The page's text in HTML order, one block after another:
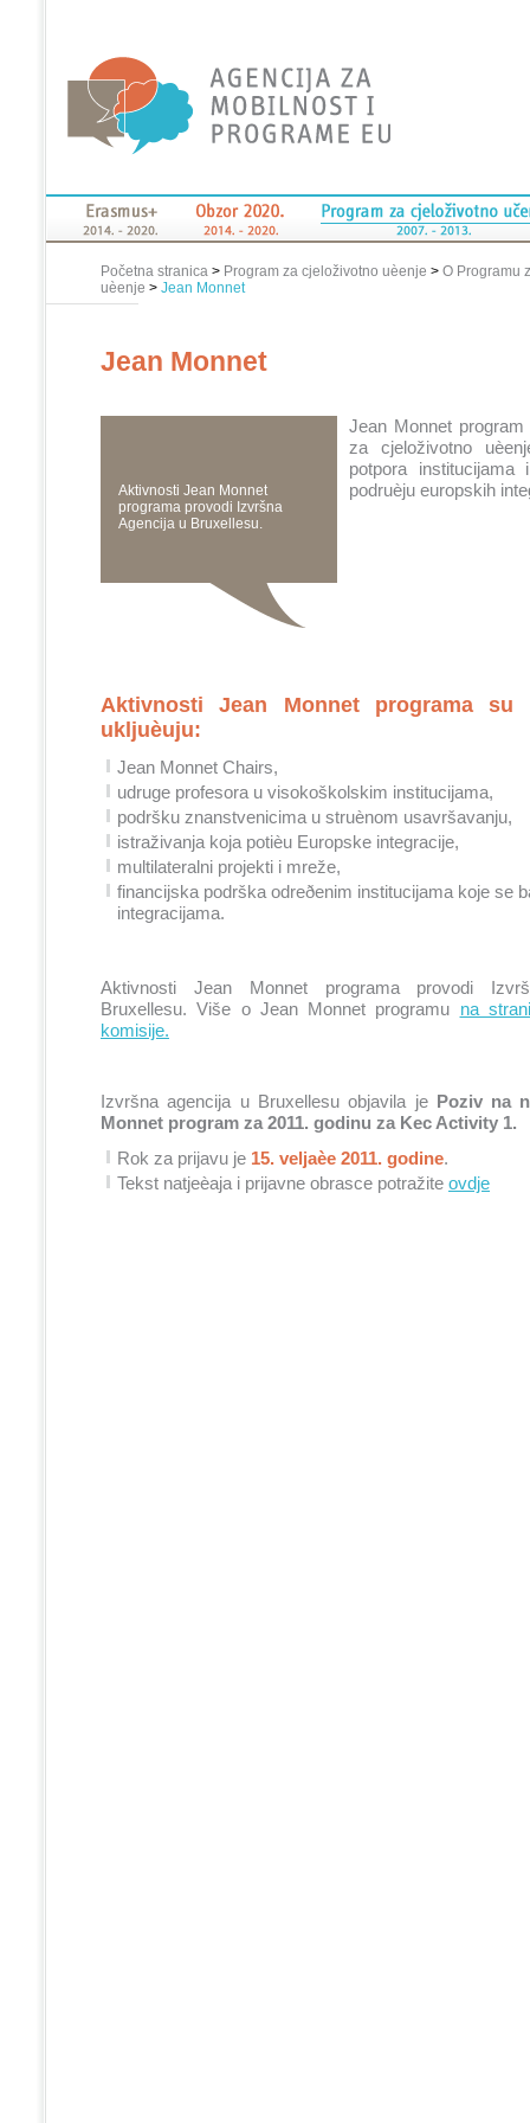
Početna stranica > Program za cjeloživotno uèenje > O Programu
uèenje > Jean Monnet
Jean Monnet
Aktivnosti Jean Monnet
programa provodi Izvršna
Agencija u Bruxellesu.
Jean Monnet
za cjeloživotno
potpora institucijama
podruèju europskih
Aktivnosti Jean Monnet programa su
ukljuèuju:
Jean Monnet Chairs,
udruge profesora u visokoškolskim institucijama,
podršku znanstvenicima u struènom usavršavanju,
istraživanja koja potièu Europske integracije,
multilateralni projekti i mreže,
financijska podrška odreðenim institucijama koje se
integracijama.
Aktivnosti Jean Monnet programa provodi
Bruxellesu. Više o Jean Monnet programu na
komisije.
Izvršna agencija u Bruxellesu objavila je Poziv na
Monnet program za 2011. godinu za Kec Activity 1.
Rok za prijavu je 15. veljaèe 2011. godine.
Tekst natjeèaja i prijavne obrasce potražite ovdje